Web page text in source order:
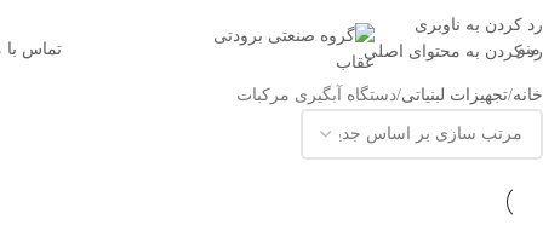
رد کردن به ناوبری
رد کردن به محتوای اصلی
منو تماس با
خانه تجهیزات لبنیاتی دستگاه آبگیری مرکبات